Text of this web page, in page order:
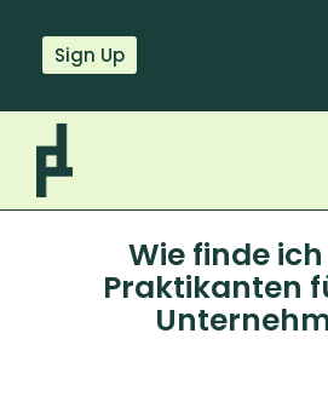
Sign Up
Wie finde
Praktikanten